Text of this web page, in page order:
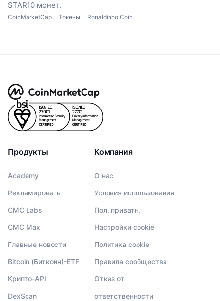
STAR10 монет.
CoinMarketCap Токены Ronaldinho Coin
Продукты
Academy
Рекламировать
CMC Labs
CMC Max
Главные новости
Bitcoin (Биткоин)-ETF
Крипто-API
DexScan
Компания
О нас
Условия использования
Пол. приватн.
Настройки cookie
Политика cookie
Правила сообщества
Отказ от
ответственности